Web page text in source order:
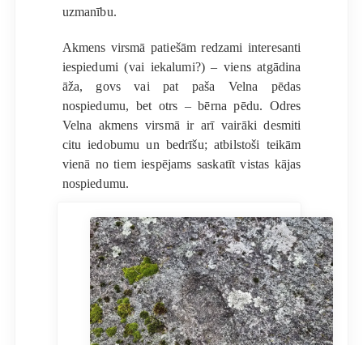
uzmanību.
Akmens virsmā patiešām redzami interesanti
iespiedumi (vai iekalumi?) – viens atgādina
āža, govs vai pat paša Velna pēdas
nospiedumu, bet otrs – bērna pēdu. Odres
Velna akmens virsmā ir arī vairāki desmiti
citu iedobumu un bedrīšu; atbilstoši teikām
vienā no tiem iespējams saskatīt vistas kājas
nospiedumu.